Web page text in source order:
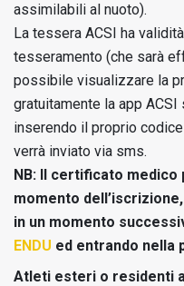
assimilabili al nuoto).
La tessera ACSI ha
tesseramento (che sarà
possibile visualizzare la
gratuitamente la app
inserendo il proprio
verrà inviato via sms.
NB: Il certificato
momento
in un momento
ENDU ed entrando nella
Atleti esteri o residenti